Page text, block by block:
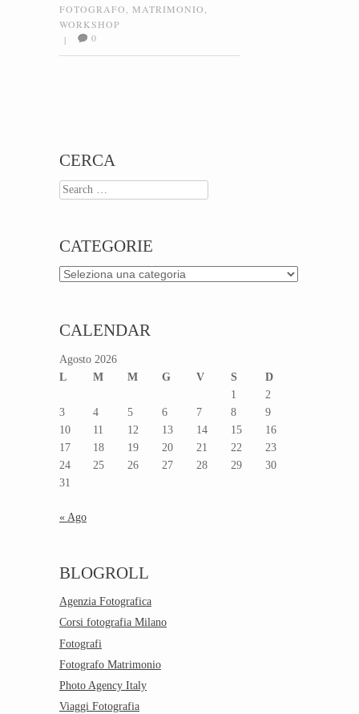
FOTOGRAFO, MATRIMONIO,
WORKSHOP
|
0
CERCA
Search
CATEGORIE
Categorie
CALENDAR
Agosto 2026
L
M M G V S
D
1
2
3
4 5 6 7 8
9
10
11 12 13 14 15
16
17
18 19 20 21 22
23
24
25 26 27 28 29
30
31
« Ago
BLOGROLL
Agenzia Fotografica
Corsi fotografia Milano
Fotografi
Fotografo Matrimonio
Photo Agency Italy
Viaggi Fotografia